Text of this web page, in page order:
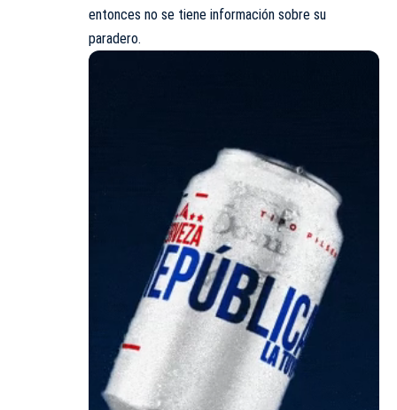
entonces no se tiene información sobre su
paradero.